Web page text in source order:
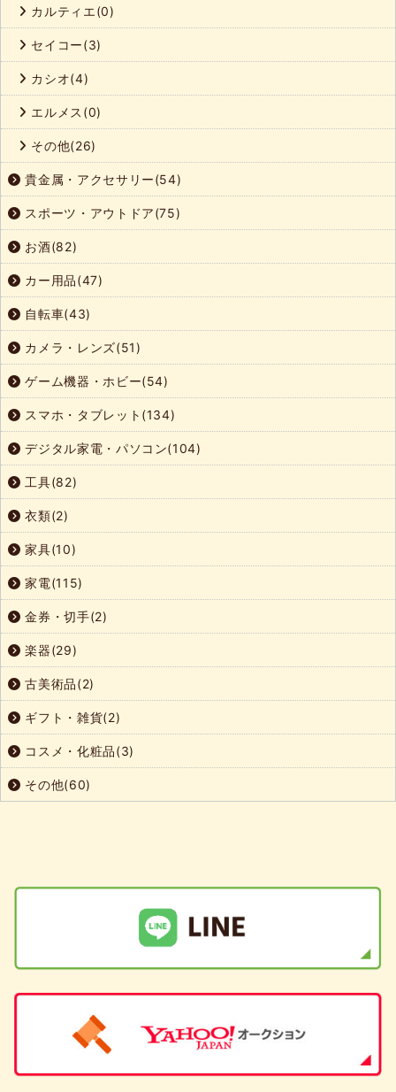
カルティエ(0)
セイコー(3)
カシオ(4)
エルメス(0)
その他(26)
貴金属・アクセサリー(54)
スポーツ・アウトドア(75)
お酒(82)
カー用品(47)
自転車(43)
カメラ・レンズ(51)
ゲーム機器・ホビー(54)
スマホ・タブレット(134)
デジタル家電・パソコン(104)
工具(82)
衣類(2)
家具(10)
家電(115)
金券・切手(2)
楽器(29)
古美術品(2)
ギフト・雑貨(2)
コスメ・化粧品(3)
その他(60)